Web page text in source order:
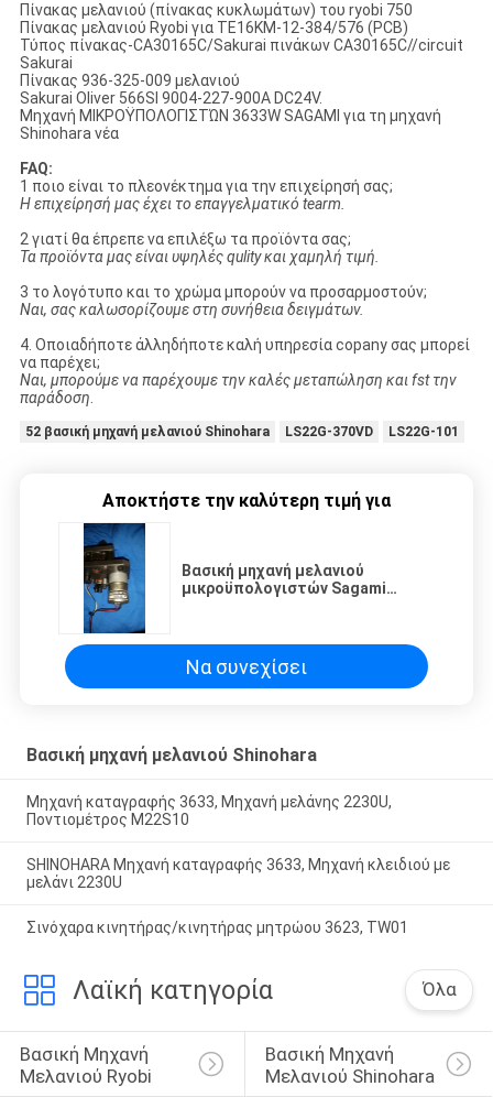
Πίνακας μελανιού (πίνακας κυκλωμάτων) του ryobi 750
Πίνακας μελανιού Ryobi για TE16KM-12-384/576 (PCB)
Τύπος πίνακας-CA30165C/Sakurai πινάκων CA30165C//circuit
Sakurai
Πίνακας 936-325-009 μελανιού
Sakurai Oliver 566SI 9004-227-900A DC24V.
Μηχανή ΜΙΚΡΟΫΠΟΛΟΓΙΣΤΏΝ 3633W SAGAMI για τη μηχανή
Shinohara νέα
FAQ:
1 ποιο είναι το πλεονέκτημα για την επιχείρησή σας;
Η επιχείρησή μας έχει το επαγγελματικό tearm.
2 γιατί θα έπρεπε να επιλέξω τα προϊόντα σας;
Τα προϊόντα μας είναι υψηλές qulity και χαμηλή τιμή.
3 το λογότυπο και το χρώμα μπορούν να προσαρμοστούν;
Ναι, σας καλωσορίζουμε στη συνήθεια δειγμάτων.
4. Οποιαδήποτε άλληδήποτε καλή υπηρεσία copany σας μπορεί
να παρέχει;
Ναι, μπορούμε να παρέχουμε την καλές μεταπώληση και fst την
παράδοση.
52 βασική μηχανή μελανιού Shinohara LS22G-370VD LS22G-101
Αποκτήστε την καλύτερη τιμή για
Βασική μηχανή μελανιού
μικροϋπολογιστών Sagami
Να συνεχίσει
Βασική μηχανή μελανιού Shinohara
Μηχανή καταγραφής 3633, Μηχανή μελάνης 2230U,
Ποντιομέτρος M22S10
SHINOHARA Μηχανή καταγραφής 3633, Μηχανή κλειδιού με
μελάνι 2230U
Σινόχαρα κινητήρας/κινητήρας μητρώου 3623, TW01
Λαϊκή κατηγορία Όλα
Βασική Μηχανή
Μελανιού Ryobi
Βασική Μηχανή
Μελανιού Shinohara